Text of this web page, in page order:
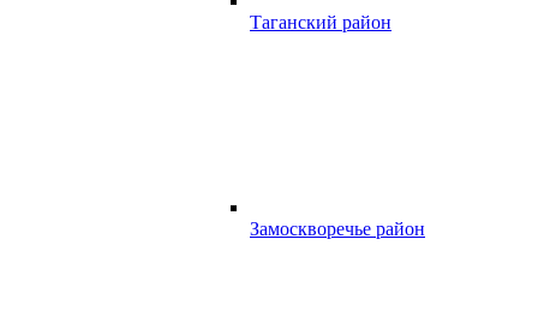
Таганский район
Замоскворечье район